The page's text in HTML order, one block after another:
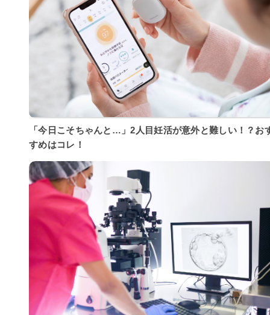
「今日こそちゃんと…」2人目妊活が意外と難しい！？お
すめはコレ！